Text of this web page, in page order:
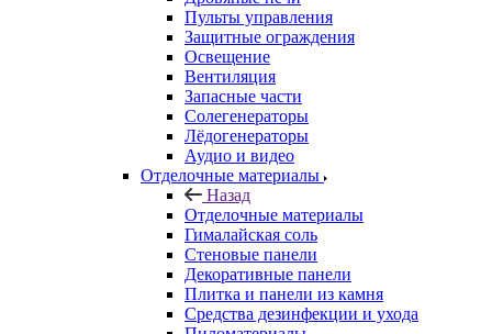
Пульты управления
Защитные ограждения
Освещение
Вентиляция
Запасные части
Солегенераторы
Лёдогенераторы
Аудио и видео
Отделочные материалы
Назад
Отделочные материалы
Гималайская соль
Стеновые панели
Декоративные панели
Плитка и панели из камня
Средства дезинфекции и ухода